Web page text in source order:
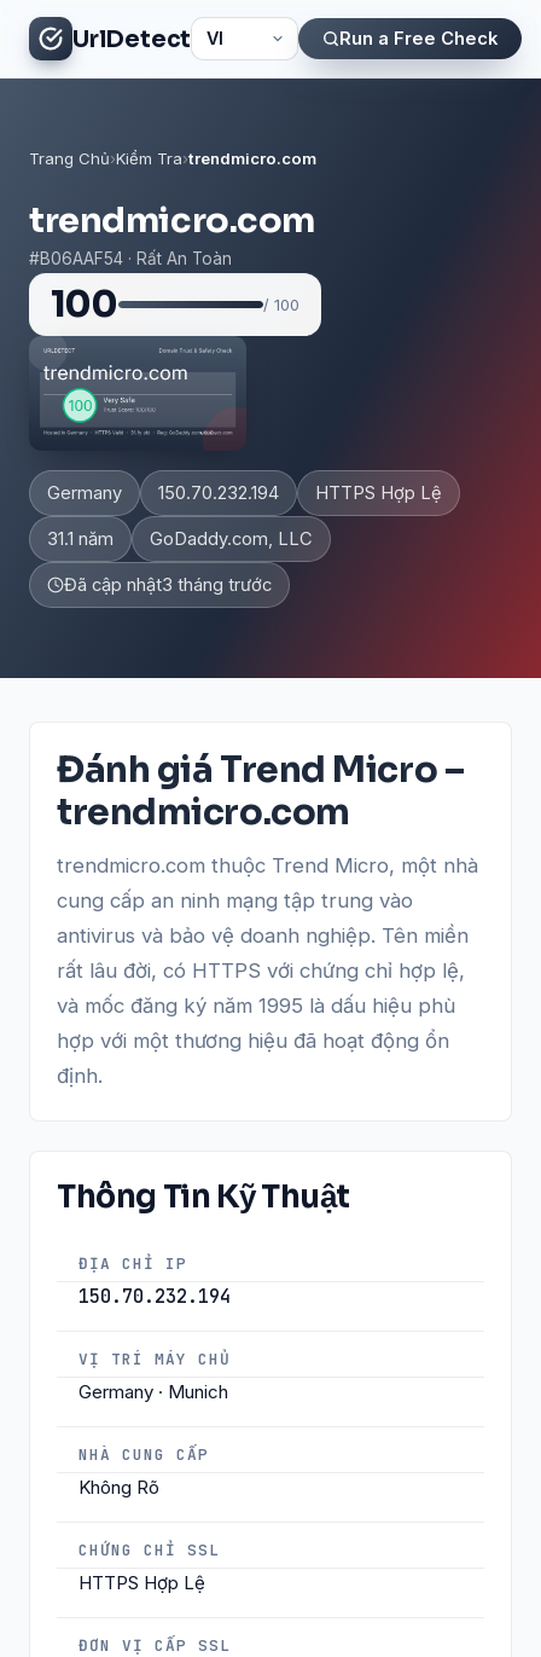
UrlDetect Run a Free Check
Trang Chủ›Kiểm Tra›trendmicro.com
trendmicro.com
#B06AAF54 · Rất An Toàn
100 / 100
Germany 150.70.232.194 HTTPS Hợp Lệ
31.1 năm GoDaddy.com, LLC
Đã cập nhật3 tháng trước
Đánh giá Trend Micro –
trendmicro.com
trendmicro.com thuộc Trend Micro, một nhà
cung cấp an ninh mạng tập trung vào
antivirus và bảo vệ doanh nghiệp. Tên miền
rất lâu đời, có HTTPS với chứng chỉ hợp lệ,
và mốc đăng ký năm 1995 là dấu hiệu phù
hợp với một thương hiệu đã hoạt động ổn
định.
Thông Tin Kỹ Thuật
ĐỊA CHỈ IP
150.70.232.194
VỊ TRÍ MÁY CHỦ
Germany · Munich
NHÀ CUNG CẤP
Không Rõ
CHỨNG CHỈ SSL
HTTPS Hợp Lệ
ĐƠN VỊ CẤP SSL